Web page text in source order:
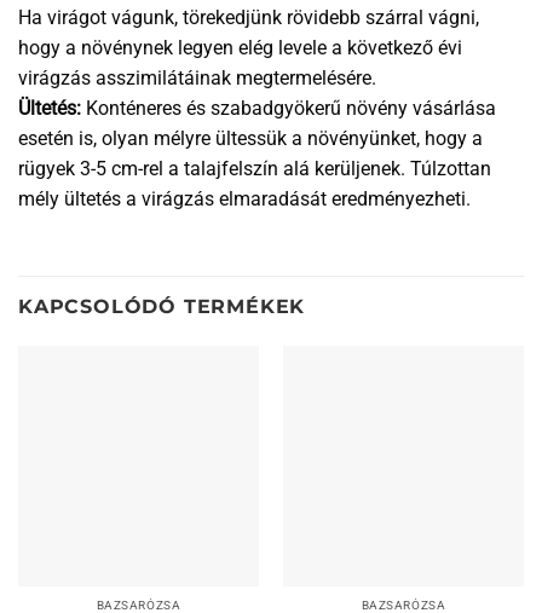
Ha virágot vágunk, törekedjünk rövidebb szárral vágni,
hogy a növénynek legyen elég levele a következő évi
virágzás asszimilátáinak megtermelésére.
Ültetés: Konténeres és szabadgyökerű növény vásárlása
esetén is, olyan mélyre ültessük a növényünket, hogy a
rügyek 3-5 cm-rel a talajfelszín alá kerüljenek. Túlzottan
mély ültetés a virágzás elmaradását eredményezheti.
KAPCSOLÓDÓ TERMÉKEK
BAZSARÓZSA BAZSARÓZSA